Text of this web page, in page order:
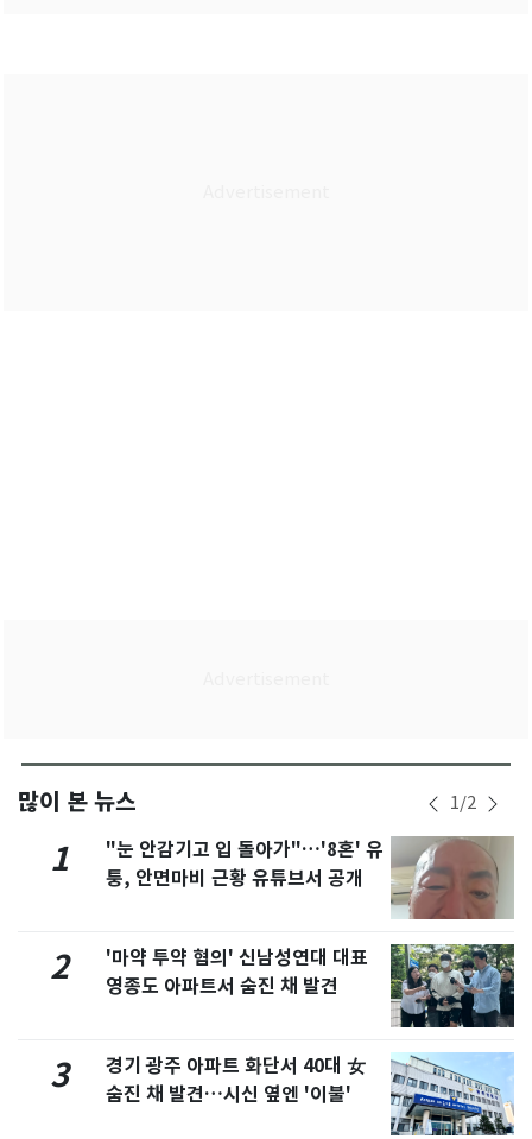
많이 본 뉴스 1/2
1
"눈 안감기고 입 돌아가"…'8혼' 유
퉁, 안면마비 근황 유튜브서 공개
2
'마약 투약 혐의' 신남성연대 대표
영종도 아파트서 숨진 채 발견
3
경기 광주 아파트 화단서 40대 女
숨진 채 발견…시신 옆엔 '이불'